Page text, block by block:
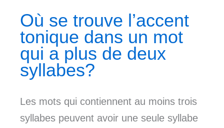
Où se trouve l’accent
tonique dans un mot
qui a plus de deux
syllabes?
Les mots qui contiennent au moins trois
syllabes peuvent avoir une seule syllabe